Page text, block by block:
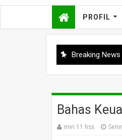
PROFIL
Breaking News
Bahas
min 11 hss